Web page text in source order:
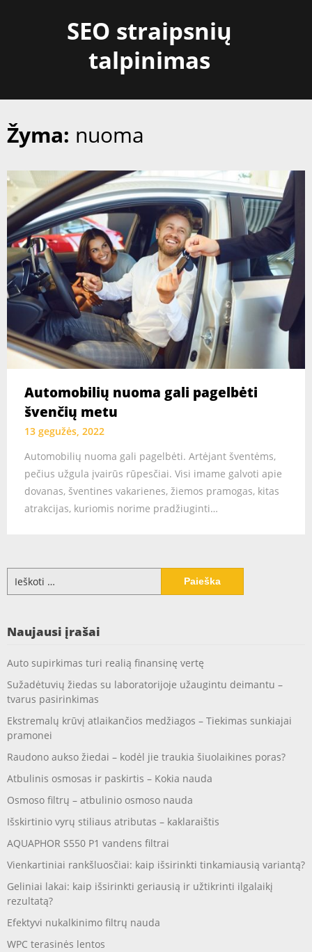
SEO straipsnių
talpinimas
Žyma: nuoma
Automobilių nuoma gali pagelbėti
švenčių metu
13 gegužės, 2022
Automobilių nuoma gali pagelbėti. Artėjant šventėms,
pečius užgula įvairūs rūpesčiai. Visi imame galvoti apie
dovanas, šventines vakarienes, žiemos pramogas, kitas
atrakcijas, kuriomis norime pradžiuginti…
Ieškoti:
Naujausi įrašai
Auto supirkimas turi realią finansinę vertę
Sužadėtuvių žiedas su laboratorijoje užaugintu deimantu –
tvarus pasirinkimas
Ekstremalų krūvį atlaikančios medžiagos – Tiekimas sunkiajai
pramonei
Raudono aukso žiedai – kodėl jie traukia šiuolaikines poras?
Atbulinis osmosas ir paskirtis – Kokia nauda
Osmoso filtrų – atbulinio osmoso nauda
Išskirtinio vyrų stiliaus atributas – kaklaraištis
AQUAPHOR S550 P1 vandens filtrai
Vienkartiniai rankšluosčiai: kaip išsirinkti tinkamiausią variantą?
Geliniai lakai: kaip išsirinkti geriausią ir užtikrinti ilgalaikį
rezultatą?
Efektyvi nukalkinimo filtrų nauda
WPC terasinės lentos